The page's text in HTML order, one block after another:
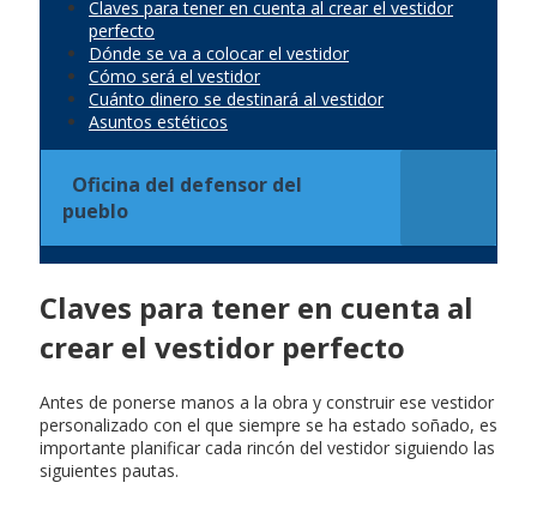
Claves para tener en cuenta al crear el vestidor
perfecto
Dónde se va a colocar el vestidor
Cómo será el vestidor
Cuánto dinero se destinará al vestidor
Asuntos estéticos
Oficina del defensor del
pueblo
Claves para tener en cuenta al
crear el vestidor perfecto
Antes de ponerse manos a la obra y construir ese vestidor
personalizado con el que siempre se ha estado soñado, es
importante planificar cada rincón del vestidor siguiendo las
siguientes pautas.